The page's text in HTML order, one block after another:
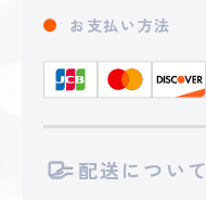
**RAAN
**n1234
お支払い方法
配送について